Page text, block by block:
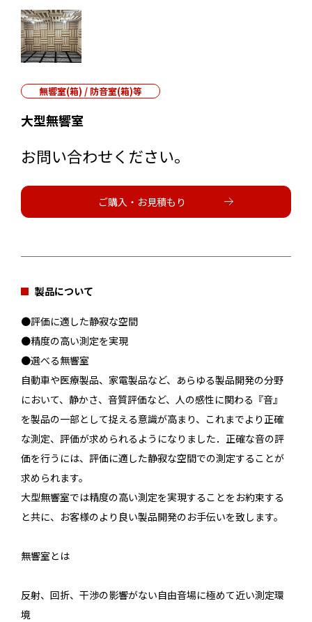
無響室(箱) / 防音室(箱)等
大型無響室
お問い合わせください。
ご購入・お見積もり
製品について
●評価に適した静寂な空間
●精度の高い測定を実現
●選べる無響室
自動車や医療製品、家電製品など、あらゆる製品開発の分野
において、静かさ、音質評価など、人の感性に関わる『音』
を製品の一部として捉える意識が高まり、これまでより正確
な測定、評価が求められるようになりました．正確な音の評
価を行うには、評価に適した静寂な空間での測定することが
求められます。
大型無響室では精度の高い測定を実現することをお約束する
と共に、お客様のより良い製品開発のお手伝いを致します。
無響室とは
反射、回折、干渉の影響がない自由音場に極めて近い測定環
境